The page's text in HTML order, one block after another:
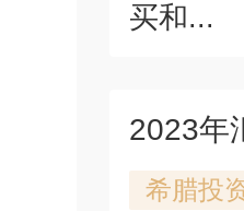
买和...
2023年
希腊投